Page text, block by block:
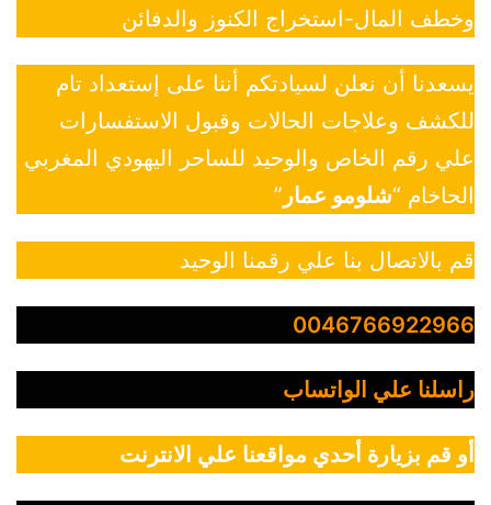
وخطف المال-استخراج الكنوز والدفائن
يسعدنا أن نعلن لسيادتكم أننا على إستعداد تام
للكشف وعلاجات الحالات وقبول الاستفسارات
علي رقم الخاص والوحيد للساحر اليهودي المغربي
الحاخام “شلومو عمار ”
قم بالاتصال بنا علي رقمنا الوحيد
0046766922966
راسلنا علي الواتساب
أو قم بزيارة أحدي مواقعنا علي الانترنت